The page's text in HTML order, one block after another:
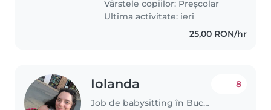
Vârstele copiilor: Preșcolar
Ultima activitate: ieri
25,00 RON/hr
Iolanda
Job de babysitting în București
8